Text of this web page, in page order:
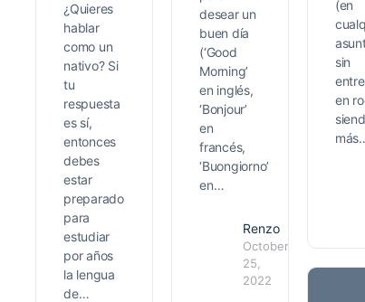
¿Quieres
hablar
como un
nativo? Si
tu
respuesta
es sí,
entonces
debes
estar
preparado
para
estudiar
por años
la lengua
de…
desear un
buen día
(‘Good
Morning’
en inglés,
‘Bonjour’
en
francés,
‘Buongiorno’
en…
Renzo
October
25,
2022
1
(en
sin
en